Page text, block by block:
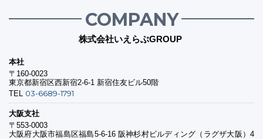
COMPANY
株式会社いえらぶGROUP
本社
〒160-0023
東京都新宿区西新宿2-6-1 新宿住友ビル50階
TEL 03-6689-1791
大阪支社
〒553-0003
大阪府大阪市福島区福島5-6-16 阪神杉村ビルディング（ラグザ大阪）4